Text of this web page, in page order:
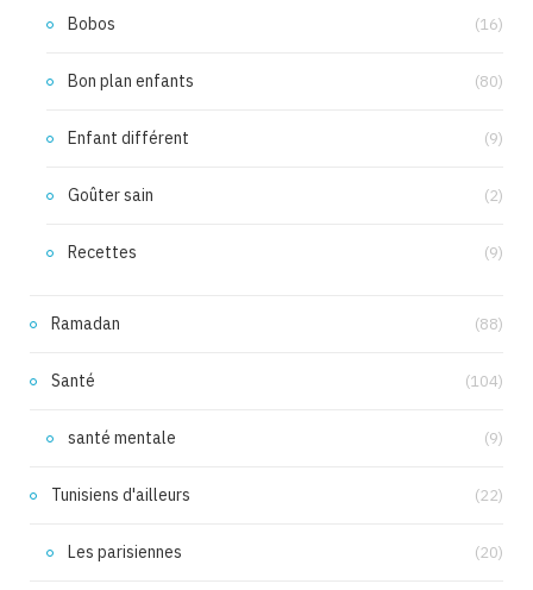
Bobos (16)
Bon plan enfants (80)
Enfant différent (9)
Goûter sain (2)
Recettes (9)
Ramadan (88)
Santé (104)
santé mentale (9)
Tunisiens d'ailleurs (22)
Les parisiennes (20)